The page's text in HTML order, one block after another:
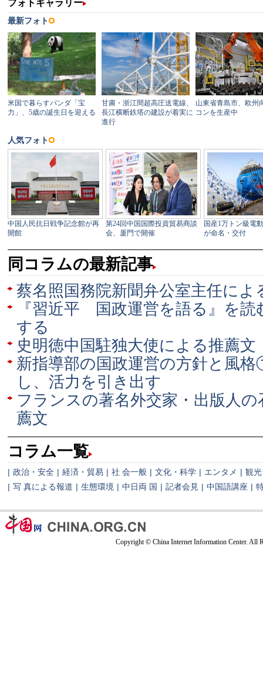
同コラムの最新記事
蔡名照国務院新聞弁公室主任によ
『習近平 国政運営を語る』を
する
史明徳中国駐独大使による推薦文
新指導部の国政運営の方針と風
し、活力を引き出す
フランスの著名外交家・出版人
薦文
コラム一覧
| 政治・安全 | 経済・貿易 | 社 会一般 | 文化・科学 | エンタメ | 観光
| 写 真による報道 | 生態環境 | 中日両 国 | 記者会見 | 中国語講座 |